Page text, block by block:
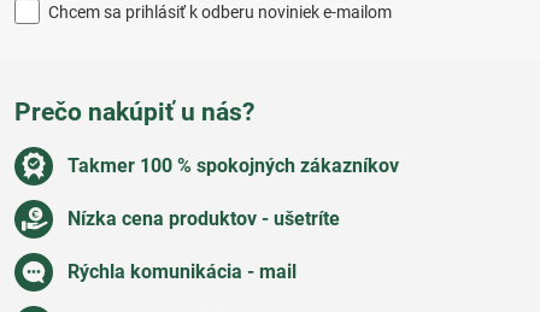
Chcem sa prihlásiť k odberu noviniek e-mailom
Prečo nakúpiť u nás?
Takmer 100 % spokojných zákazníkov
Nízka cena produktov - ušetríte
Rýchla komunikácia - mail